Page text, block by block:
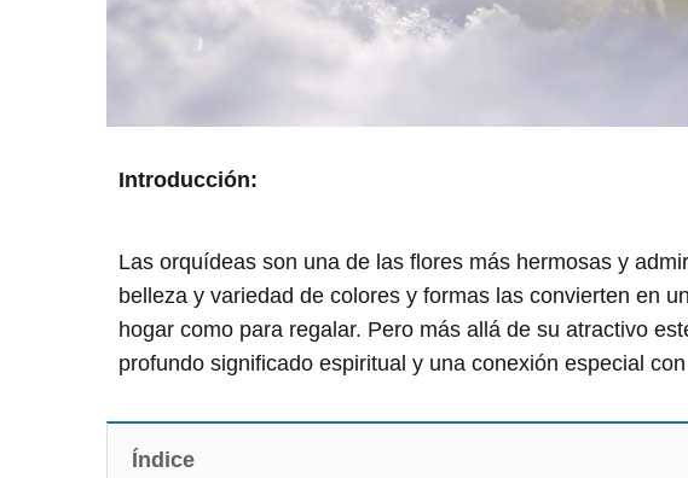
Introducción:
Las orquídeas son una de las flores más hermosas y
belleza y variedad de colores y formas las convierten en
hogar como para regalar. Pero más allá de su atractivo
profundo significado espiritual y una conexión especial
Índice